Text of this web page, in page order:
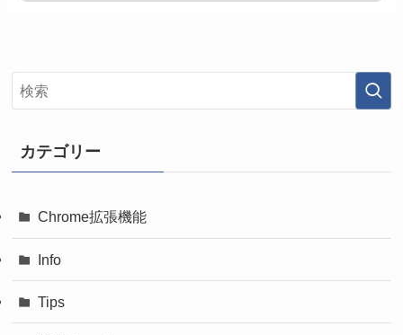
カテゴリー
Chrome拡張機能
Info
Tips